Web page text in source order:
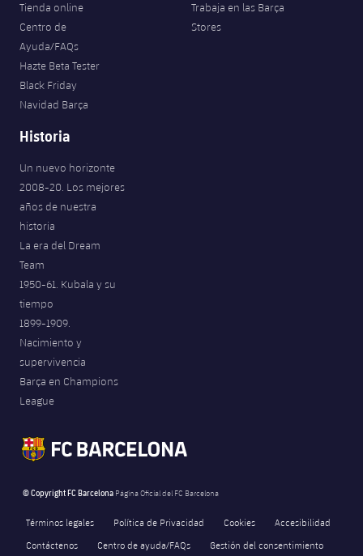
Tienda online
Centro de
Ayuda/FAQs
Hazte Beta Tester
Black Friday
Navidad Barça
Trabaja en las Barça
Stores
Historia
Un nuevo horizonte
2008-20. Los mejores
años de nuestra
historia
La era del Dream
Team
1950-61. Kubala y su
tiempo
1899-1909.
Nacimiento y
supervivencia
Barça en Champions
League
© Copyright FC Barcelona Página Oficial del FC Barcelona
Términos legales Política de Privacidad Cookies
Accesibilidad
Contáctenos
Centro de ayuda/FAQs Gestión del consentimiento